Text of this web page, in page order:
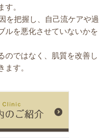
す。
を把握し、自己流ケアや過
ルを悪化させていないかを
のではなく、肌質を改善し
ます。